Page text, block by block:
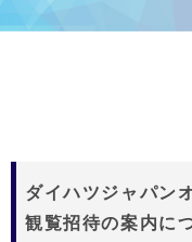
ダイハツジャパン
観覧招待の案内に